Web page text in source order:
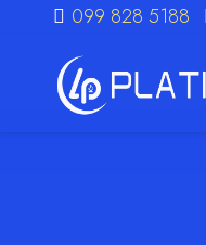
099 828 5188